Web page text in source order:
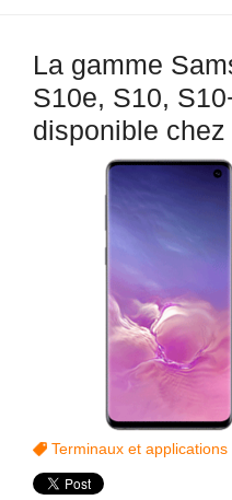
La gamme
S10e, S10,
disponible chez
Terminaux et applications